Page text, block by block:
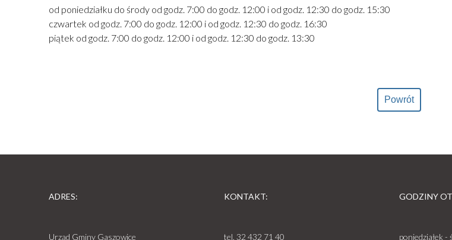
od poniedziałku do środy od godz. 7:00 do godz. 12:00 i od godz. 12:30 do godz. 15:30
czwartek od godz. 7:00 do godz. 12:00 i od godz. 12:30 do godz. 16:30
piątek od godz. 7:00 do godz. 12:00 i od godz. 12:30 do godz. 13:30
Powrót
ADRES:
Urząd Gminy Gaszowice
KONTAKT:
tel. 32 432 71 40
GODZINY
poniedziałek